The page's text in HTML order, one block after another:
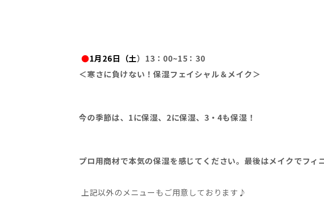
●1月26日（土）13：00~15：30
＜寒さに負けない！保湿フェイシャル＆メイク＞
今の季節は、1に保湿、2に保湿、3・4も保湿！
プロ用商材で本気の保湿を感じてください。最後はメイクでフィ
上記以外のメニューもご用意しております♪